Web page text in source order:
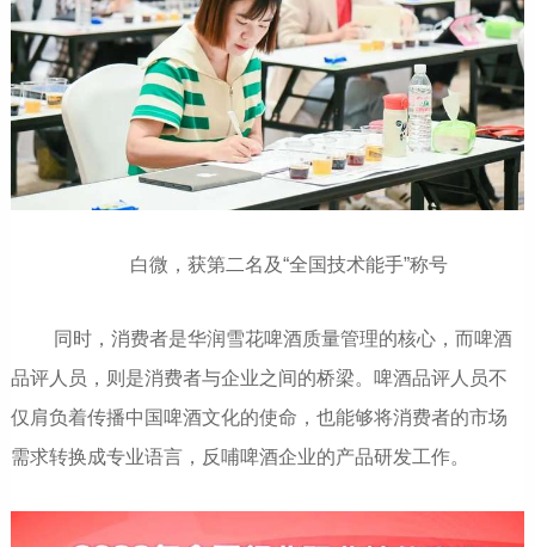
白微，获第二名及“全国技术能手”称号
同时，消费者是华润雪花啤酒质量管理的核心，而啤酒
品评人员，则是消费者与企业之间的桥梁。啤酒品评人员不
仅肩负着传播中国啤酒文化的使命，也能够将消费者的市场
需求转换成专业语言，反哺啤酒企业的产品研发工作。